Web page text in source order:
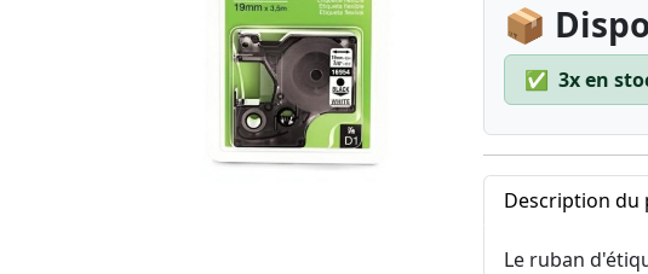
📦
✅ 3x en
Description du
Le ruban